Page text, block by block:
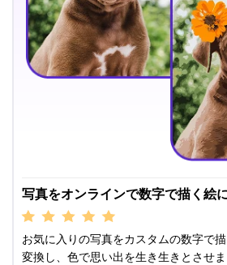
写真をオンラインで数字で描く絵
お気に入りの写真をカスタムの数字で
変換し、色で思い出を生き生きとさせま